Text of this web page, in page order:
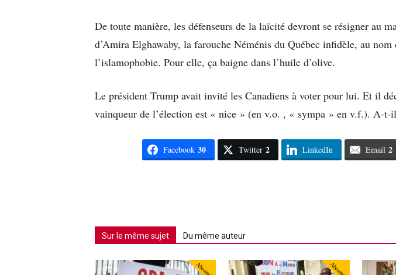
De toute manière, les défenseurs de la laïcité devront se résigner au
d’Amira Elghawaby, la farouche Néménis du Québec infidèle, au
l’islamophobie. Pour elle, ça baigne dans l’huile d’olive.
Le président Trump avait invité les Canadiens à voter pour lui. Et il
vainqueur de l’élection est « nice » (en v.o. , « sympa » en v.f.). A-t-
Facebook 30 Twitter 2 LinkedIn Email 2
Sur le même sujet Du même auteur
Abonné Abonné